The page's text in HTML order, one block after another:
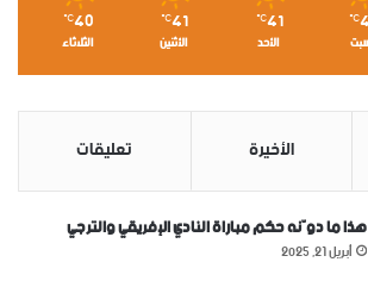
℃
41
℃
الأحد
41
℃
الأثنين
40
℃
الثلاثاء
الأخيرة تعليقات
هذا ما دوّنه حكم مباراة النادي الإفريقي والترجي
أبريل 21, 2025